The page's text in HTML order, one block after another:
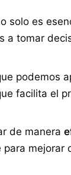
solo es
a tomar
podemos
facilita el
de manera
mejorar